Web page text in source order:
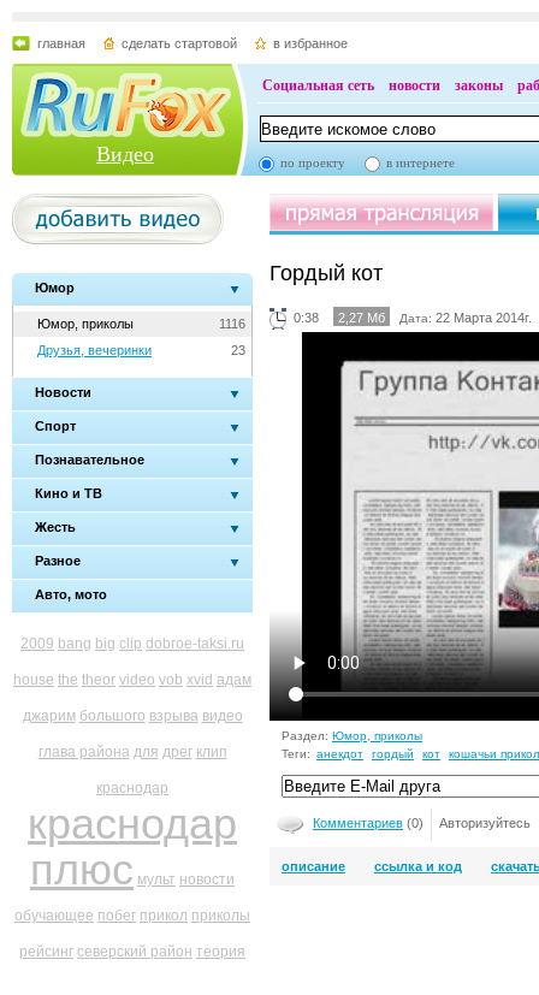
главная сделать стартовой в избранное
Видео
Социальная сеть новости законы
по проекту в интернете
Юмор
1116
Юмор, приколы
23
Друзья, вечеринки
Новости
Спорт
Познавательное
Кино и ТВ
Жесть
Разное
Авто, мото
2009 bang big clip dobroe-taksi.ru
house the theor video vob xvid адам
джарим большого взрыва видео
глава района для дрег клип
краснодар
краснодар
плюс мульт новости
обучающее побег прикол приколы
рейсинг северский район теория
Гордый кот
0:38 2,27 Мб Дата: 22 Марта 2014г.
Раздел: Юмор, приколы
Теги: анекдот гордый кот кошачьи
Комментариев (0) Авторизуйтесь
описание ссылка и код